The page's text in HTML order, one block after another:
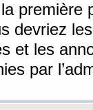
première
devriez
et les
par